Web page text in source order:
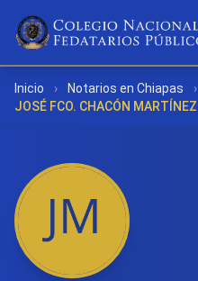
Inicio › Notarios en Chiapas ›
JOSÉ FCO. CHACÓN MARTÍNEZ